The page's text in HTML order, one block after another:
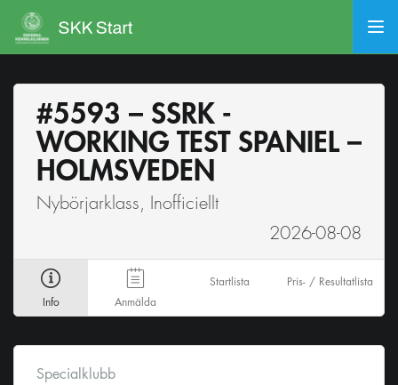
#5593 – SSRK -
WORKING TEST SPANIEL –
HOLMSVEDEN
Nybörjarklass, Inofficiellt
2026-08-08
Info Anmälda
Startlista Pris- / Resultatlista
Specialklubb